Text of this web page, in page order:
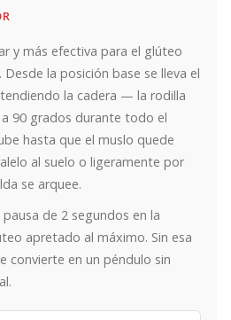
y más efectiva para el glúteo
la posición base se lleva el
la cadera — la rodilla
90 grados durante todo el
hasta que el muslo quede
al suelo o ligeramente por
se arquee.
de 2 segundos en la
apretado al máximo. Sin esa
convierte en un péndulo sin